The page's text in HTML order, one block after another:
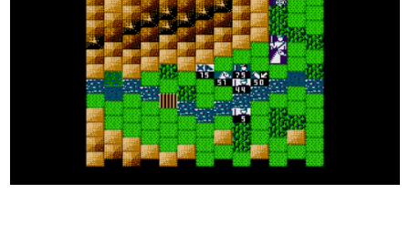
日本のコンテンツ産業やカルチャーに与えた影響を探る企
画です。
日本モバイルゲーム産業史
日本のモバイルゲーム史における主要なトピック・タイト
ルを網羅するほか、開発者へのインタビューや識者による
解説を掲載。約20年の歴史が一望できる決定版！
若ゲのいたり〜ゲームクリエイターの青春〜
『うつヌケ』『ペンと箸』等で知られるマンガ家・田中圭
一先生によるゲーム業界レポートマンガです。